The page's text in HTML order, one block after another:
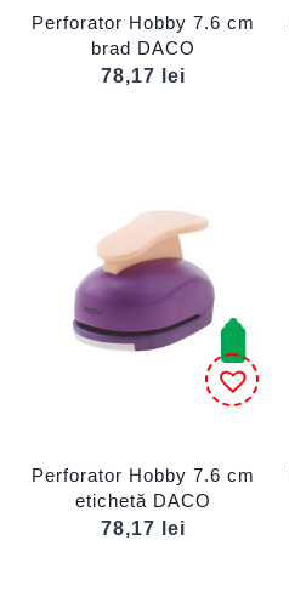
Perforator Hobby 7.6 cm
brad DACO
78,17
lei
Perforator Hobby 7.6 cm
etichetă DACO
78,17
lei